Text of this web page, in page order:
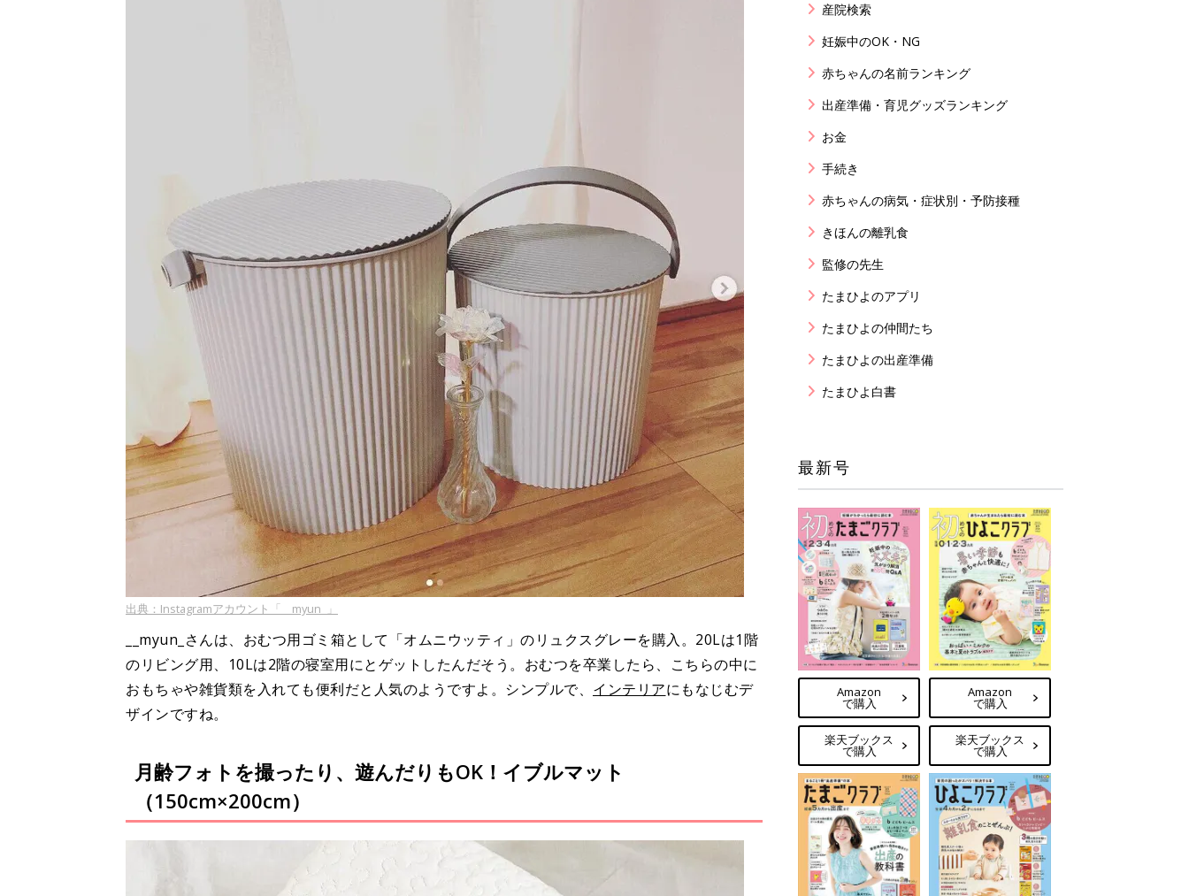
出典：Instagramアカウント「__myun_」
__myun_さんは、おむつ用ゴミ箱として「オムニウッティ」のリュクスグレーを購入。20Lは1階
のリビング用、10Lは2階の寝室用にとゲットしたんだそう。おむつを卒業したら、こちらの中に
おもちゃや雑貨類を入れても便利だと人気のようですよ。シンプルで、 インテリアにもなじむデ
ザインですね。
月齢フォトを撮ったり、遊んだりもOK！イブルマット
（150cm×200cm）
産院検索
妊娠中のOK・NG
赤ちゃんの名前ランキング
出産準備・育児グッズランキング
お金
手続き
赤ちゃんの病気・症状別・予防接種
きほんの離乳食
監修の先生
たまひよのアプリ
たまひよの仲間たち
たまひよの出産準備
たまひよ白書
最新号
Amazon
で購入
楽天ブックス
で購入
Amazon
で購入
楽天ブックス
で購入